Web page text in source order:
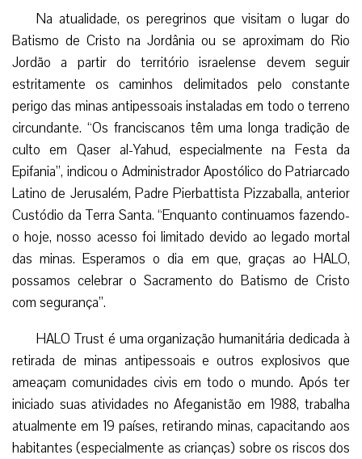
Na atualidade, os peregrinos que visitam o lugar do
Batismo de Cristo na Jordânia ou se aproximam do Rio
Jordão a partir do território israelense devem seguir
estritamente os caminhos delimitados pelo constante
perigo das minas antipessoais instaladas em todo o terreno
circundante. “Os franciscanos têm uma longa tradição de
culto em Qaser al-Yahud, especialmente na Festa da
Epifania”, indicou o Administrador Apostólico do Patriarcado
Latino de Jerusalém, Padre Pierbattista Pizzaballa, anterior
Custódio da Terra Santa. “Enquanto continuamos fazendo-
o hoje, nosso acesso foi limitado devido ao legado mortal
das minas. Esperamos o dia em que, graças ao HALO,
possamos celebrar o Sacramento do Batismo de Cristo
com segurança”.
HALO Trust é uma organização humanitária dedicada à
retirada de minas antipessoais e outros explosivos que
ameaçam comunidades civis em todo o mundo. Após ter
iniciado suas atividades no Afeganistão em 1988, trabalha
atualmente em 19 países, retirando minas, capacitando aos
habitantes (especialmente as crianças) sobre os riscos dos